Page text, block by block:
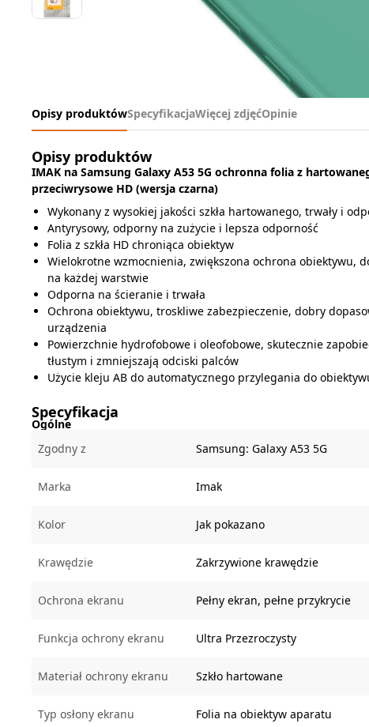
Opisy produktówSpecyfikacjaWięcej zdjęćOpinie
Opisy produktów
IMAK na Samsung Galaxy A53 5G ochronna folia z
przeciwrysowe HD (wersja czarna)
Wykonany z wysokiej jakości szkła hartowanego, trwały i
Antyrysowy, odporny na zużycie i lepsza odporność
Folia z szkła HD chroniąca obiektyw
Wielokrotne wzmocnienia, zwiększona ochrona obiektywu,
na każdej warstwie
Odporna na ścieranie i trwała
Ochrona obiektywu, troskliwe zabezpieczenie, dobry
urządzenia
Powierzchnie hydrofobowe i oleofobowe, skutecznie
tłustym i zmniejszają odciski palców
Użycie kleju AB do automatycznego przylegania do
Specyfikacja
Ogólne
Zgodny z
Samsung: Galaxy A53 5G
Marka Imak
Kolor Jak pokazano
Krawędzie Zakrzywione krawędzie
Ochrona ekranu Pełny ekran, pełne przykrycie
Funkcja ochrony ekranu Ultra Przezroczysty
Materiał ochrony ekranu Szkło hartowane
Typ osłony ekranu
Folia na obiektyw aparatu